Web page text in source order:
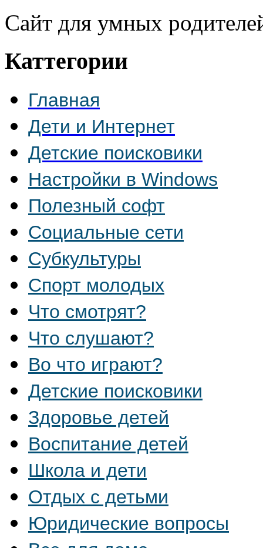
Сайт для умных
Каттегории
Главная
Дети и Интернет
Детские поисковики
Настройки в Windows
Полезный софт
Социальные сети
Субкультуры
Спорт молодых
Что смотрят?
Что слушают?
Во что играют?
Детские поисковики
Здоровье детей
Воспитание детей
Школа и дети
Отдых с детьми
Юридические вопросы